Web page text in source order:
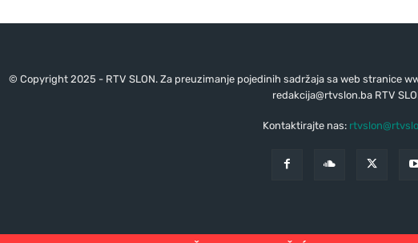
© Copyright 2025 - RTV SLON. Za preuzimanje pojedinih sadržaja sa web stranice
redakcija@rtvslon.baRTV
Kontaktirajte nas: